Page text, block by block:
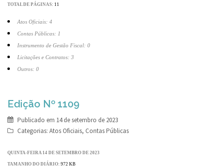
TOTAL DE PÁGINAS: 11
Atos Oficiais: 4
Contas Públicas: 1
Instrumento de Gestão Fiscal: 0
Licitações e Contratos: 3
Outros: 0
Edição Nº 1109
Publicado em 14 de setembro de 2023
Categorias: Atos Oficiais, Contas Públicas
QUINTA-FEIRA 14 DE SETEMBRO DE 2023
TAMANHO DO DIÁRIO: 972 KB